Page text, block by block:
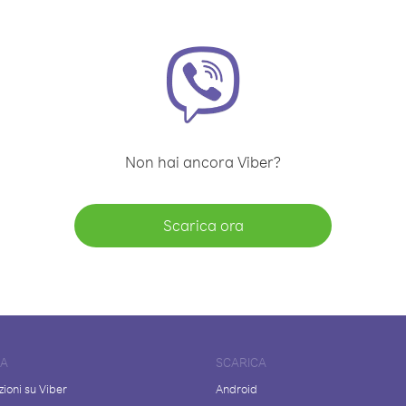
Non hai ancora Viber?
Scarica ora
su Viber
SCARICA
Android